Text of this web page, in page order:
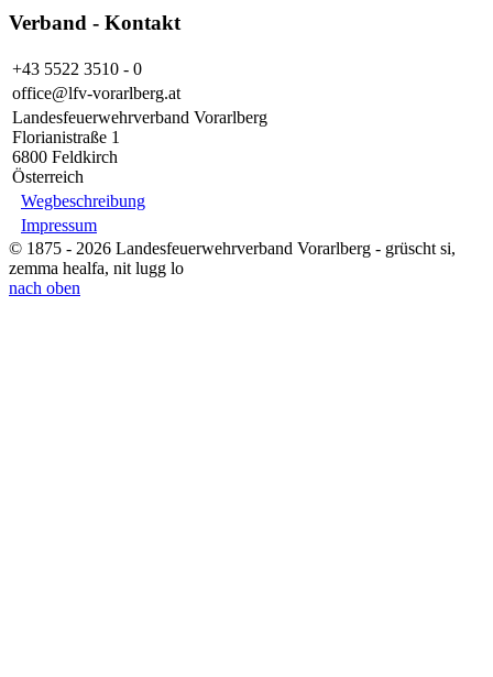
Verband - Kontakt
+43 5522 3510 - 0
office@lfv-vorarlberg.at
Landesfeuerwehrverband Vorarlberg
Florianistraße 1
6800 Feldkirch
Österreich
Wegbeschreibung
Impressum
© 1875 - 2026 Landesfeuerwehrverband Vorarlberg - grüscht si,
zemma healfa, nit lugg lo
nach oben